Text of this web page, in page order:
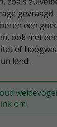
een
ook met
land.
om